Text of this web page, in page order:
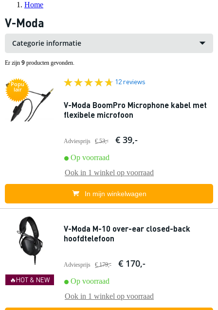
Home
V-Moda
Categorie informatie
Er zijn 9 producten gevonden.
Popu
lair
12 reviews
V-Moda BoomPro Microphone kabel met
flexibele microfoon
Adviesprijs € 53,- € 39,-
Op voorraad
Ook in 1 winkel op voorraad
In mijn winkelwagen
🔥HOT & NEW
V-Moda M-10 over-ear closed-back
hoofdtelefoon
Adviesprijs € 179,- € 170,-
Op voorraad
Ook in 1 winkel op voorraad